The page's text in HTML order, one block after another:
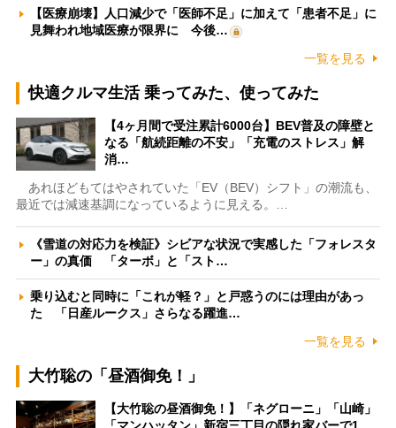
【医療崩壊】人口減少で「医師不足」に加えて「患者不足」に
見舞われ地域医療が限界に 今後…
一覧を見る
快適クルマ生活 乗ってみた、使ってみた
【4ヶ月間で受注累計6000台】BEV普及の障壁と
なる「航続距離の不安」「充電のストレス」解
消…
あれほどもてはやされていた「EV（BEV）シフト」の潮流も、
最近では減速基調になっているように見える。…
《雪道の対応力を検証》シビアな状況で実感した「フォレスタ
ー」の真価 「ターボ」と「スト…
乗り込むと同時に「これが軽？」と戸惑うのには理由があっ
た 「日産ルークス」さらなる躍進…
一覧を見る
大竹聡の「昼酒御免！」
【大竹聡の昼酒御免！】「ネグローニ」「山崎」